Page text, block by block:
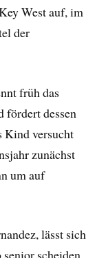
West auf, im
der
früh das
fördert dessen
Kind versucht
zunächst
um auf
lässt sich